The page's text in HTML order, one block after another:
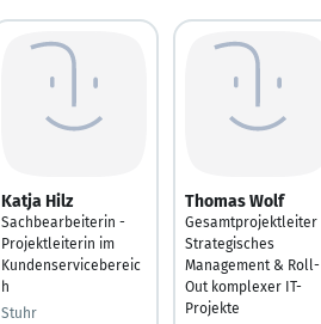
Katja Hilz
Sachbearbeiterin -
Projektleiterin im
Kundenservicebereic
h
Stuhr
Thomas Wolf
Strategisches
Management & Roll-
Out komplexer IT-
Projekte